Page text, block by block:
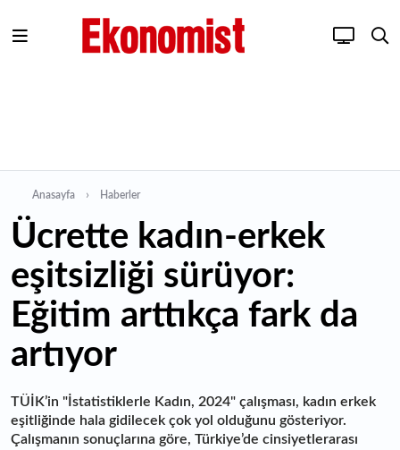
Anasayfa Haberler
Ücrette kadın-erkek
eşitsizliği sürüyor:
Eğitim arttıkça fark da
artıyor
TÜİK’in "İstatistiklerle Kadın, 2024" çalışması, kadın erkek
eşitliğinde hala gidilecek çok yol olduğunu gösteriyor.
Çalışmanın sonuçlarına göre, Türkiye’de cinsiyetlerarası